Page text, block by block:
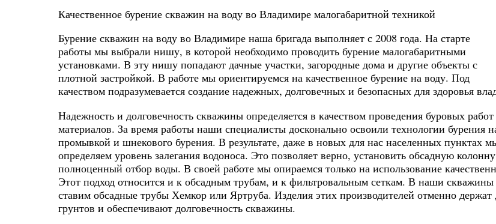
Качественное бурение скважин на воду во Владимире малогабаритной техникой
Бурение скважин на воду во Владимире наша бригада выполняет с 2008 года. На старте
работы мы выбрали нишу, в которой необходимо проводить бурение малогабаритными
установками. В эту нишу попадают дачные участки, загородные дома и другие объекты с
плотной застройкой. В работе мы ориентируемся на качественное бурение на воду. Под
качеством подразумевается создание надежных, долговечных и безопасных для здоровья
Надежность и долговечность скважины определяется в качеством проведения буровых
материалов. За время работы наши специалисты досконально освоили технологии бурения
промывкой и шнекового бурения. В результате, даже в новых для нас населенных пунктах
определяем уровень залегания водоноса. Это позволяет верно, установить обсадную
полноценный отбор воды. В своей работе мы опираемся только на использование
Этот подход относится и к обсадным трубам, и к фильтровальным сеткам. В наши
ставим обсадные трубы Хемкор или Яртруба. Изделия этих производителей отменно держат
грунтов и обеспечивают долговечность скважины.